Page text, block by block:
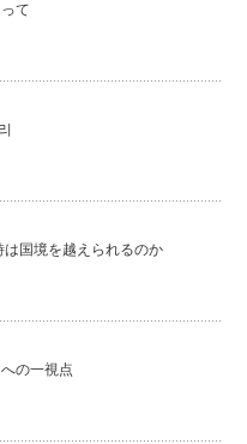
て
国境を越えられるのか
の一視点